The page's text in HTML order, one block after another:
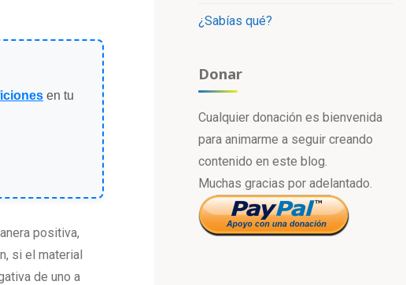
en tu
positiva,
si el material
de uno a
¿Sabías qué?
Donar
Cualquier donación es bienvenida
para animarme a seguir creando
contenido en este blog.
Muchas gracias por adelantado.